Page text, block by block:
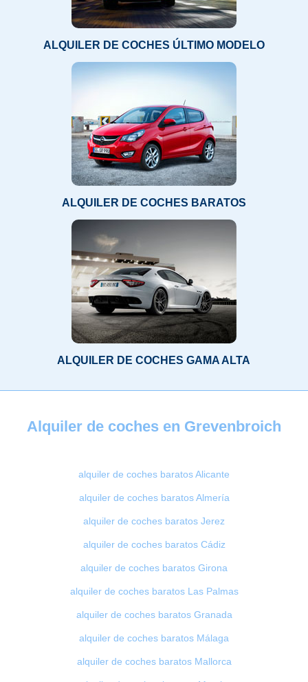
ALQUILER DE COCHES ÚLTIMO MODELO
ALQUILER DE COCHES BARATOS
ALQUILER DE COCHES GAMA ALTA
Alquiler de coches en Grevenbroich
alquiler de coches baratos Alicante
alquiler de coches baratos Almería
alquiler de coches baratos Jerez
alquiler de coches baratos Cádiz
alquiler de coches baratos Girona
alquiler de coches baratos Las Palmas
alquiler de coches baratos Granada
alquiler de coches baratos Málaga
alquiler de coches baratos Mallorca